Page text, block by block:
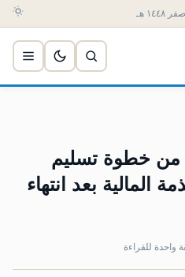
من خطوة تسليم
المالية بعد انتهاء
واحدة للقراءة